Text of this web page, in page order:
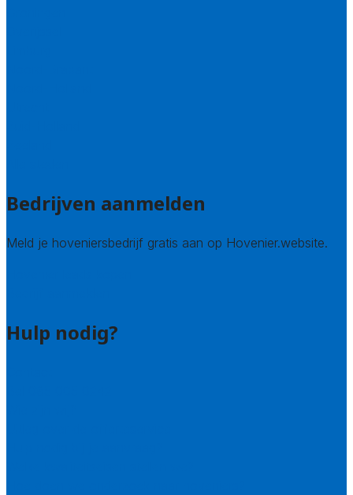
Bedrijven aanmelden
Meld je hoveniersbedrijf gratis aan op Hovenier.website.
Hulp nodig?